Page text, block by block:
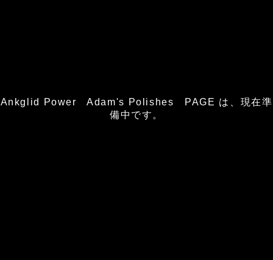
Ankglid Power Adam's Polishes PAGE は、現在準
備中です。